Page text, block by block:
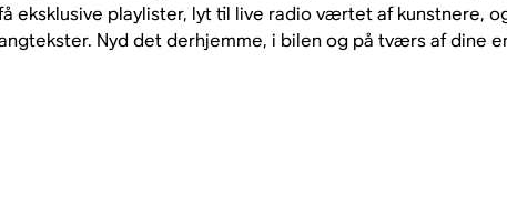
eksklusive playlister, lyt til live radio værtet af kunstnere,
Nyd det derhjemme, i bilen og på tværs af dine